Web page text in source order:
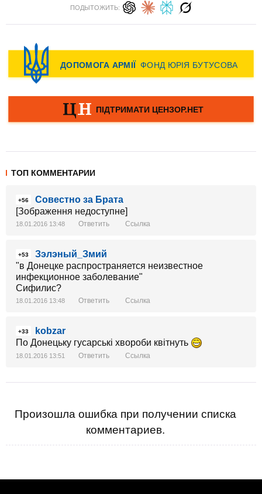
ПОДЫТОЖИТЬ:
ТОП КОММЕНТАРИИ
+56
Совестно за Брата
[Зображення недоступне]
18.01.2016 13:48 Ответить Ссылка
+53
Зэлэный_Змий
"в Донецке распространяется неизвестное
инфекционное заболевание"
Сифилис?
18.01.2016 13:48 Ответить Ссылка
+33
kobzar
По Донецьку гусарські хвороби квітнуть
18.01.2016 13:51 Ответить Ссылка
Произошла ошибка при получении списка
комментариев.